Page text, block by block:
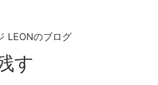
LEONのブログ
す